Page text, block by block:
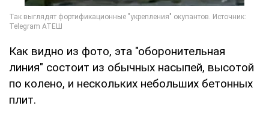
Как видно из фото, эта "оборонительная
линия" состоит из обычных насыпей, высотой
по колено, и нескольких небольших бетонных
плит.